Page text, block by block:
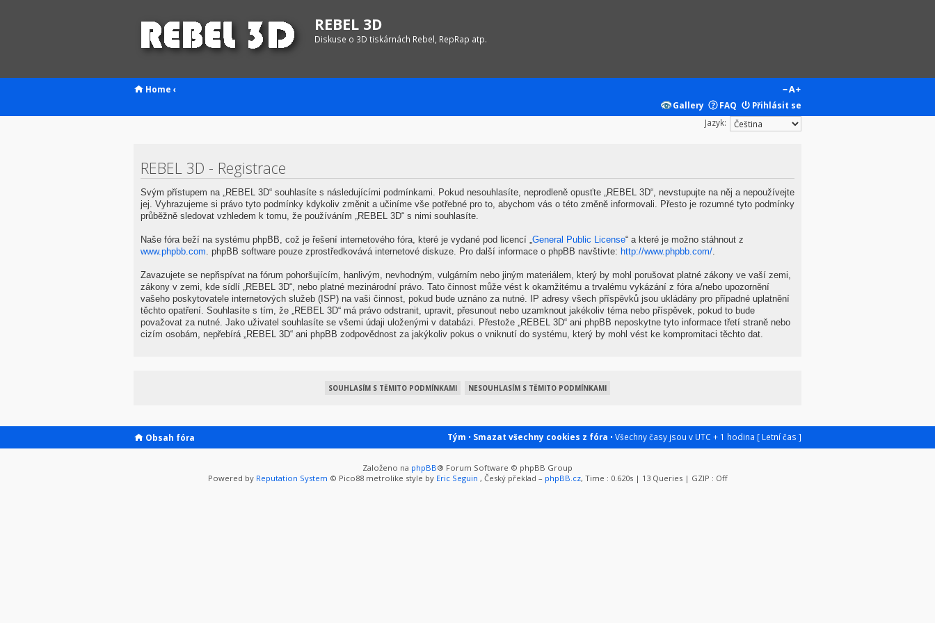
REBEL 3D
Diskuse o 3D tiskárnách Rebel, RepRap atp.
Home ‹
Gallery
FAQ
Přihlásit se
Jazyk:
REBEL 3D - Registrace
Svým přístupem na „REBEL 3D“ souhlasíte s následujícími podmínkami. Pokud nesouhlasíte, neprodleně opusťte „REBEL 3D“, nevstupujte na něj a nepoužívejte
jej. Vyhrazujeme si právo tyto podmínky kdykoliv změnit a učiníme vše potřebné pro to, abychom vás o této změně informovali. Přesto je rozumné tyto podmínky
průběžně sledovat vzhledem k tomu, že používáním „REBEL 3D“ s nimi souhlasíte.
Naše fóra beží na systému phpBB, což je řešení internetového fóra, které je vydané pod licencí „ General Public License“ a které je možno stáhnout z
www.phpbb.com . phpBB software pouze zprostředkovává internetové diskuze. Pro další informace o phpBB navštivte: http://www.phpbb.com/
Zavazujete se nepřispívat na fórum pohoršujícím, hanlivým, nevhodným, vulgárním nebo jiným materiálem, který by mohl porušovat platné zákony ve vaší zemi,
zákony v zemi, kde sídlí „REBEL 3D“, nebo platné mezinárodní právo. Tato činnost může vést k okamžitému a trvalému vykázání z fóra a/nebo upozornění
vašeho poskytovatele internetových služeb (ISP) na vaši činnost, pokud bude uznáno za nutné. IP adresy všech příspěvků jsou ukládány pro případné uplatnění
těchto opatření. Souhlasíte s tím, že „REBEL 3D“ má právo odstranit, upravit, přesunout nebo uzamknout jakékoliv téma nebo příspěvek, pokud to bude
považovat za nutné. Jako uživatel souhlasíte se všemi údaji uloženými v databázi. Přestože „REBEL 3D“ ani phpBB neposkytne tyto informace třetí straně nebo
cizím osobám, nepřebírá „REBEL 3D“ ani phpBB zodpovědnost za jakýkoliv pokus o vniknutí do systému, který by mohl vést ke kompromitaci těchto dat.
Obsah fóra Tým • Smazat všechny cookies z fóra • Všechny časy jsou v UTC + 1 hodina [ Letní čas ]
Založeno na phpBB® Forum Software © phpBB Group
Powered by Reputation System © Pico88 metrolike style by Eric Seguin , Český překlad – phpBB.cz, Time : 0.620s | 13 Queries | GZIP : Off